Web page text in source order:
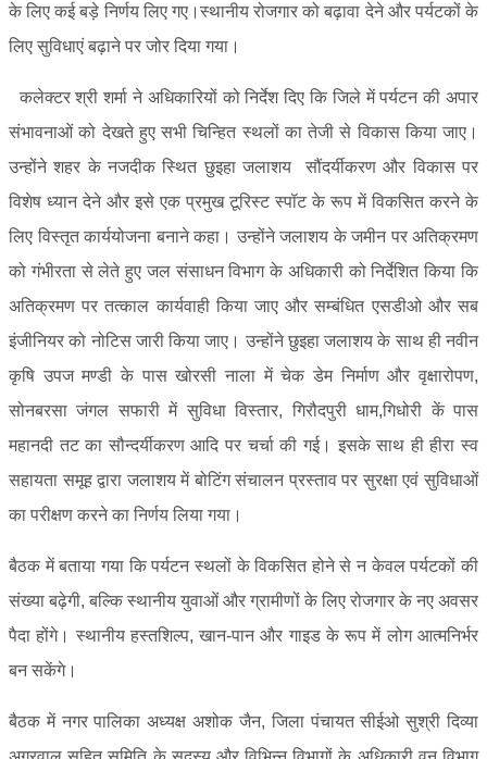
के लिए कई बड़े निर्णय लिए गए।स्थानीय रोजगार को बढ़ावा देने और पर्यटकों के
लिए सुविधाएं बढ़ाने पर जोर दिया गया।
कलेक्टर श्री शर्मा ने अधिकारियों को निर्देश दिए कि जिले में पर्यटन की अपार
संभावनाओं को देखते हुए सभी चिन्हित स्थलों का तेजी से विकास किया जाए।
उन्होंने शहर के नजदीक स्थित छुइहा जलाशय सौंदर्यीकरण और विकास पर
विशेष ध्यान देने और इसे एक प्रमुख टूरिस्ट स्पॉट के रूप में विकसित करने के
लिए विस्तृत कार्ययोजना बनाने कहा। उन्होंने जलाशय के जमीन पर अतिक्रमण
को गंभीरता से लेते हुए जल संसाधन विभाग के अधिकारी को निर्देशित किया कि
अतिक्रमण पर तत्काल कार्यवाही किया जाए और सम्बंधित एसडीओ और सब
इंजीनियर को नोटिस जारी किया जाए। उन्होंने छुइहा जलाशय के साथ ही नवीन
कृषि उपज मण्डी के पास खोरसी नाला में चेक डेम निर्माण और वृक्षारोपण,
सोनबरसा जंगल सफारी में सुविधा विस्तार, गिरौदपुरी धाम,गिधोरी कें पास
महानदी तट का सौन्दर्यीकरण आदि पर चर्चा की गई। इसके साथ ही हीरा स्व
सहायता समूह द्वारा जलाशय में बोटिंग संचालन प्रस्ताव पर सुरक्षा एवं सुविधाओं
का परीक्षण करने का निर्णय लिया गया।
बैठक में बताया गया कि पर्यटन स्थलों के विकसित होने से न केवल पर्यटकों की
संख्या बढ़ेगी, बल्कि स्थानीय युवाओं और ग्रामीणों के लिए रोजगार के नए अवसर
पैदा होंगे। स्थानीय हस्तशिल्प, खान-पान और गाइड के रूप में लोग आत्मनिर्भर
बन सकेंगे।
बैठक में नगर पालिका अध्यक्ष अशोक जैन, जिला पंचायत सीईओ सुश्री दिव्या